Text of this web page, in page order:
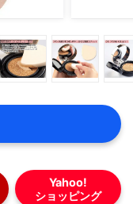
Yahoo!
ショッピング